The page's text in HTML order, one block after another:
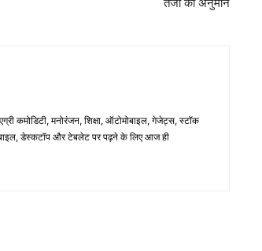
तेजी का अनुमान
कमोडिटी, मनोरंजन, शिक्षा, ऑटोमोबाइल, गेजेट्स, स्टॉक
डेस्कटॉप और टेबलेट पर पढ़ने के लिए आज ही